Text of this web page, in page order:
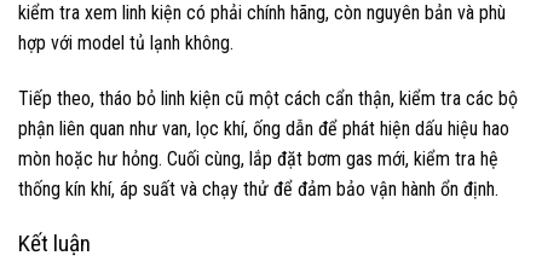
kiểm tra xem linh kiện có phải chính hãng, còn nguyên bản và phù
hợp với model tủ lạnh không.
Tiếp theo, tháo bỏ linh kiện cũ một cách cẩn thận, kiểm tra các bộ
phận liên quan như van, lọc khí, ống dẫn để phát hiện dấu hiệu hao
mòn hoặc hư hỏng. Cuối cùng, lắp đặt bơm gas mới, kiểm tra hệ
thống kín khí, áp suất và chạy thử để đảm bảo vận hành ổn định.
Kết luận